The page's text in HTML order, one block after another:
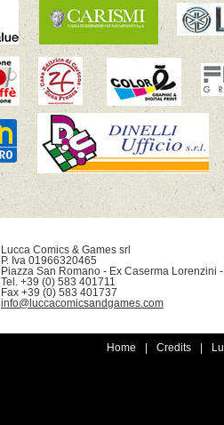
Lucca Comics & Games srl
P. Iva 01966320465
Piazza San Romano - Ex Caserma Lorenzini
Tel. +39 (0) 583 401711
info@luccacomicsandgames.com
Home Credits